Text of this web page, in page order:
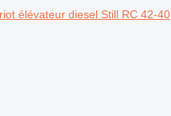
élévateur diesel Still RC 42-40